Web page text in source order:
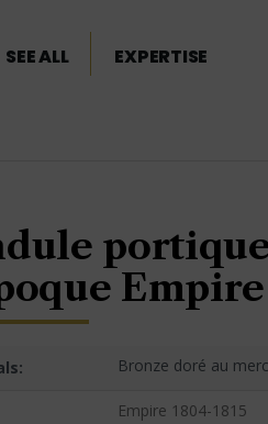
SEE ALL EXPERTISE
Empire
Bronze doré au
Empire 1804-1815